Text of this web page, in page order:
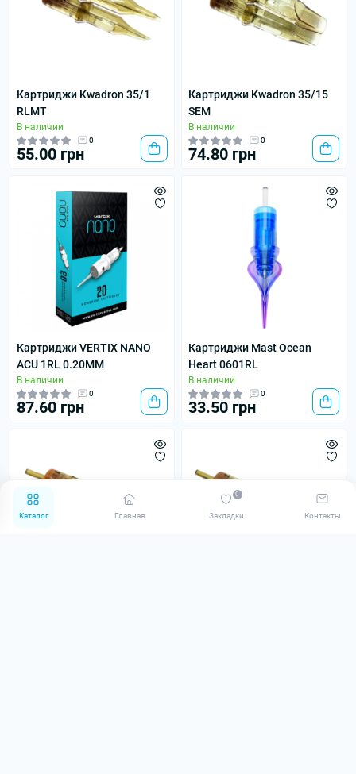
Каталог Главная Закладки
0
Контакты
Картриджи Kwadron 35/1
RLMT
В наличии
0
55.00 грн
Картриджи Kwadron 35/15
SEM
В наличии
0
74.80 грн
Картриджи VERTIX NANO
ACU 1RL 0.20MM
В наличии
0
87.60 грн
Картриджи Mast Ocean
Heart 0601RL
В наличии
0
33.50 грн